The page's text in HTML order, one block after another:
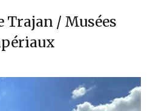
Trajan / Musées